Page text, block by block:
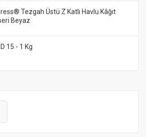
Tezgah Üstü Z Katlı Havlu Kâğıt
Beyaz
15 - 1 Kg